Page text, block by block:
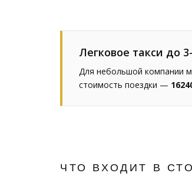
Легковое такси до
Для небольшой компании
стоимость поездки —
ЧТО ВХОДИТ В